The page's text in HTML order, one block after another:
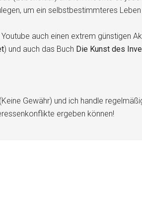
um ein selbstbestimmteres Leben
auch einen extrem günstigen
) und auch das Buch Die Kunst des
Gewähr) und ich handle
ergeben können!